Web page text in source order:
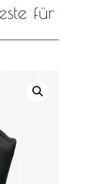
für